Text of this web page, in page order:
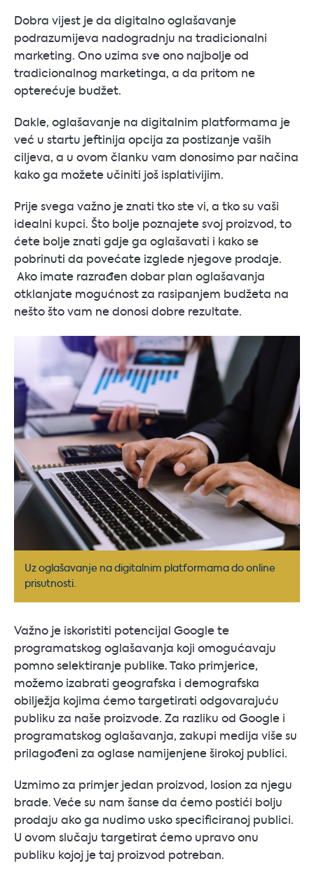
Dobra vijest je da digitalno oglašavanje
podrazumijeva nadogradnju na tradicionalni
marketing. Ono uzima sve ono najbolje od
tradicionalnog marketinga, a da pritom ne
opterećuje budžet.
Dakle, oglašavanje na digitalnim platformama je
već u startu jeftinija opcija za postizanje vaših
ciljeva, a u ovom članku vam donosimo par načina
kako ga možete učiniti još isplativijim.
Prije svega važno je znati tko ste vi, a tko su vaši
idealni kupci. Što bolje poznajete svoj proizvod, to
ćete bolje znati gdje ga oglašavati i kako se
pobrinuti da povećate izglede njegove prodaje.
Ako imate razrađen dobar plan oglašavanja
otklanjate mogućnost za rasipanjem budžeta na
nešto što vam ne donosi dobre rezultate.
Uz oglašavanje na digitalnim platformama do online
prisutnosti.
Važno je iskoristiti potencijal Google te
programatskog oglašavanja koji omogućavaju
pomno selektiranje publike. Tako primjerice,
možemo izabrati geografska i demografska
obilježja kojima ćemo targetirati odgovarajuću
publiku za naše proizvode. Za razliku od Google i
programatskog oglašavanja, zakupi medija više su
prilagođeni za oglase namijenjene širokoj publici.
Uzmimo za primjer jedan proizvod, losion za njegu
brade. Veće su nam šanse da ćemo postići bolju
prodaju ako ga nudimo usko specificiranoj publici.
U ovom slučaju targetirat ćemo upravo onu
publiku kojoj je taj proizvod potreban.